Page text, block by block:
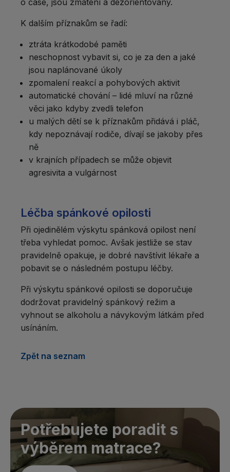
K dalším příznakům se řadí:
ztráta krátkodobé paměti
neschopnost vybavit si, co je za den a jaké
jsou naplánované úkoly
zpomalení reakcí a pohybových aktivit
automatické chování – lidé mluví na různé
věci jako kdyby zvedli telefon
u malých dětí se k příznakům přidává i pláč,
kdy nepoznávají rodiče, dívají se jakoby přes
ně
v krajních případech se může objevit
agresivita a vulgárnost
Léčba spánkové opilosti
Při ojedinělém výskytu spánková opilost není
třeba vyhledat pomoc. Avšak jestliže se stav
pravidelně opakuje, je dobré navštívit lékaře a
pobavit se o následném postupu léčby.
Při výskytu spánkové opilosti se doporučuje
dodržovat pravidelný spánkový režim a
vyhnout se alkoholu a návykovým látkám před
usínáním.
Zpět na seznam
Potřebujete poradit s
výběrem matrace?